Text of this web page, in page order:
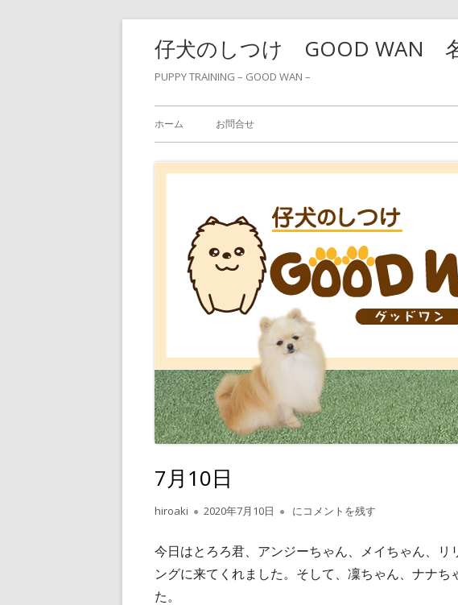
仔犬のしつけ GOOD WAN
PUPPY TRAINING – GOOD WAN –
メ
イ
ホーム お問合せ
7月10日
作
者
hiroaki
公
日
2020年7月10日 7月10日
にコメントを残す
今日はとろろ君、アンジーちゃん、メイちゃん、
ングに来てくれました。そして、凜ちゃん、ナナ
た。